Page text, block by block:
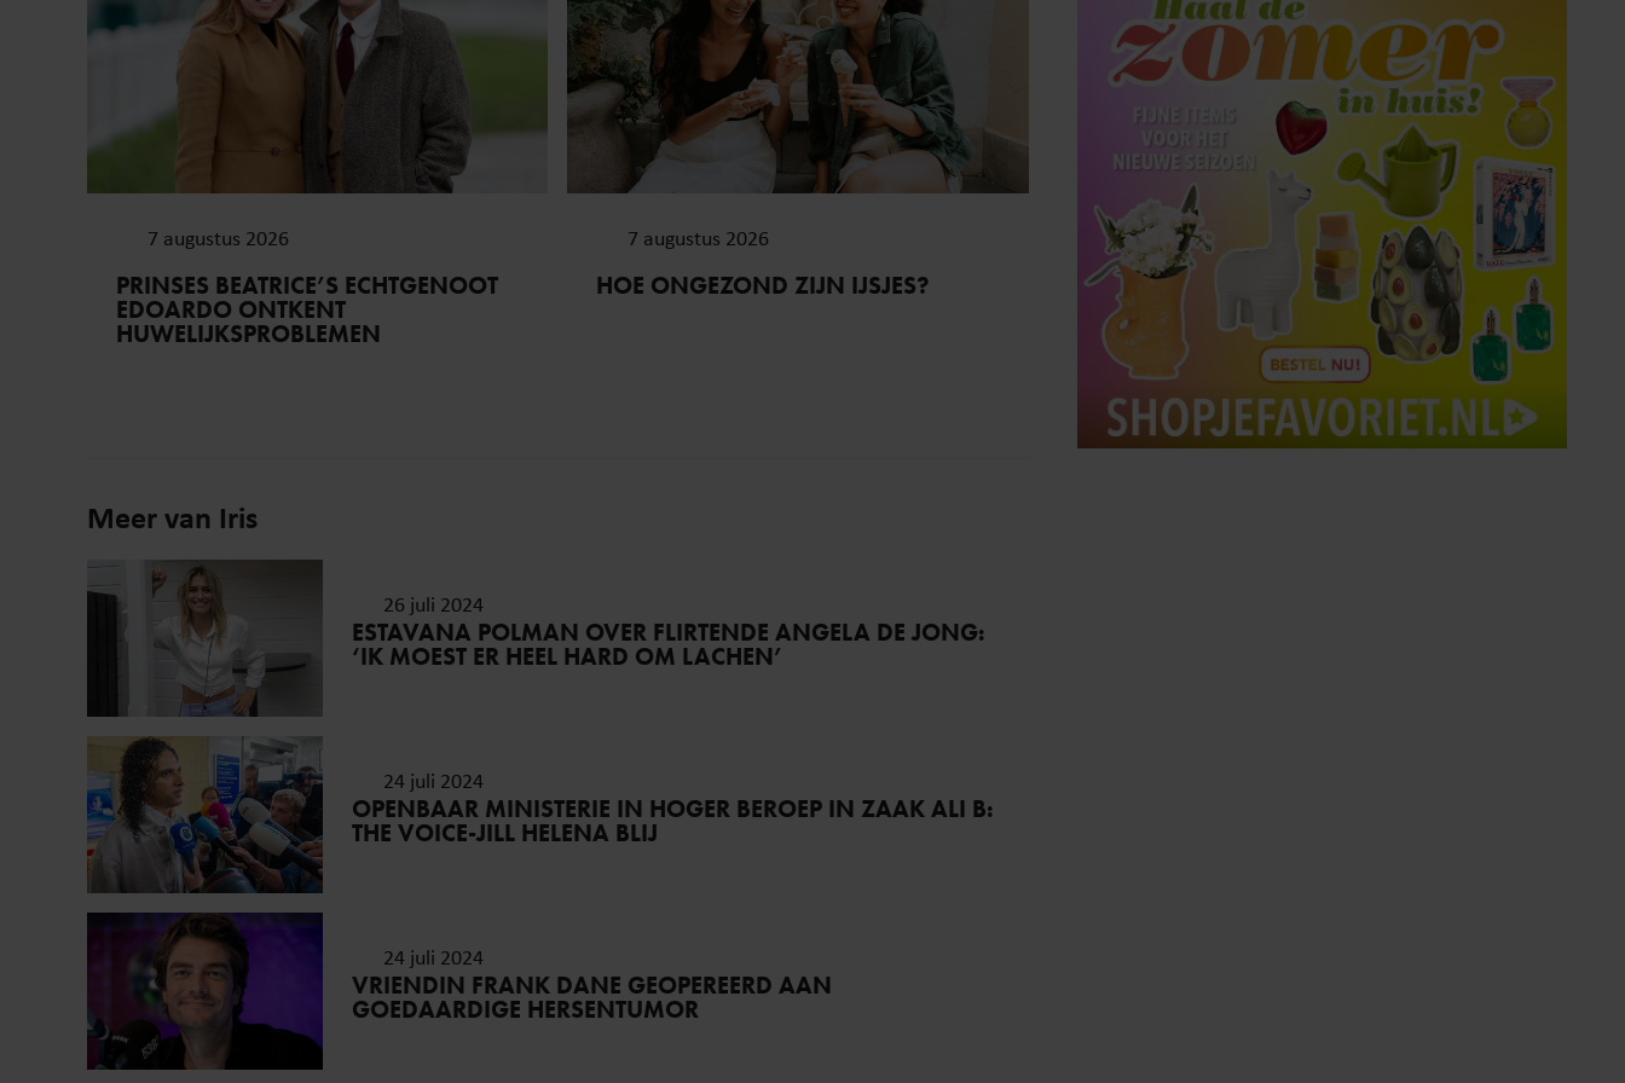
7 augustus 2026
PRINSES BEATRICE’S ECHTGENOOT
EDOARDO ONTKENT
HUWELIJKSPROBLEMEN
7 augustus 2026
HOE ONGEZOND ZIJN IJSJES?
Meer van Iris
26 juli 2024
ESTAVANA POLMAN OVER FLIRTENDE ANGELA DE JONG:
‘IK MOEST ER HEEL HARD OM LACHEN’
24 juli 2024
OPENBAAR MINISTERIE IN HOGER BEROEP IN ZAAK ALI B:
THE VOICE-JILL HELENA BLIJ
24 juli 2024
VRIENDIN FRANK DANE GEOPEREERD AAN
GOEDAARDIGE HERSENTUMOR